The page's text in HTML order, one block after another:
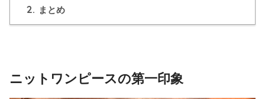
2. まとめ
ニットワンピースの第一印象